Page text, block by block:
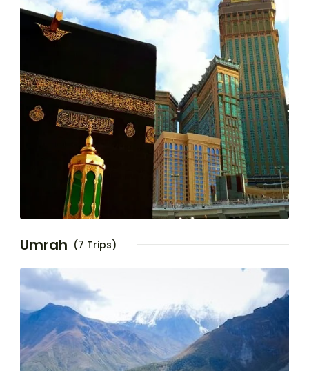
Umrah (7 Trips)